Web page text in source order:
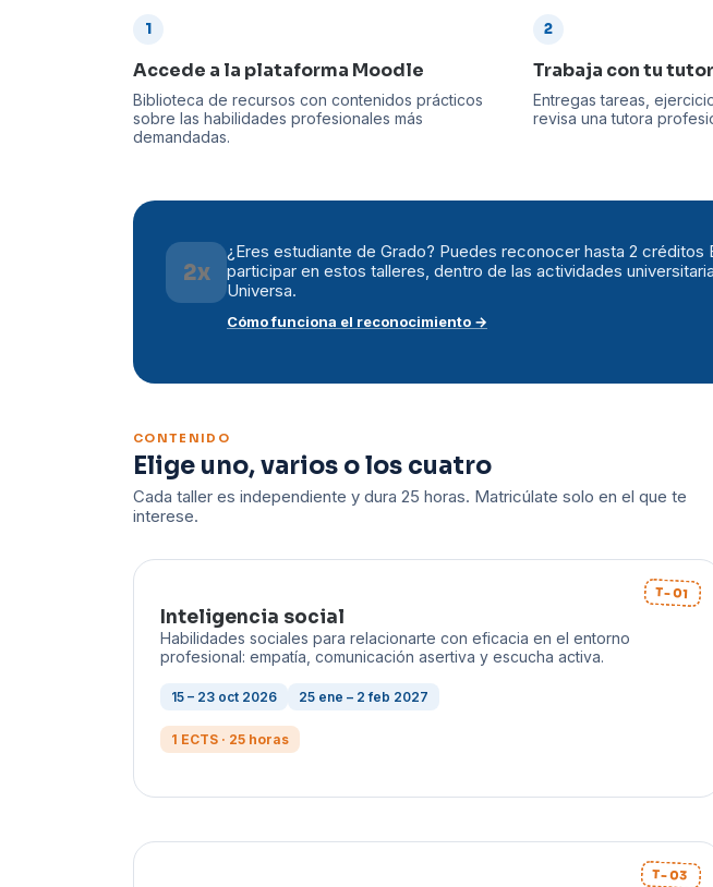
1
Accede a la plataforma Moodle
Biblioteca de recursos con contenidos prácticos
sobre las habilidades profesionales más
demandadas.
2
Trabaja con tu
Entregas tareas,
revisa una tutora
2x
¿Eres estudiante de Grado? Puedes reconocer hasta 2 créditos
participar en estos talleres, dentro de las actividades
Universa.
Cómo funciona el reconocimiento →
CONTENIDO
Elige uno, varios o los cuatro
Cada taller es independiente y dura 25 horas. Matricúlate solo en el que te
interese.
T-01
Inteligencia social
Habilidades sociales para relacionarte con eficacia en el entorno
profesional: empatía, comunicación asertiva y escucha activa.
15 – 23 oct 2026 25 ene – 2 feb 2027
1 ECTS · 25 horas
T-03